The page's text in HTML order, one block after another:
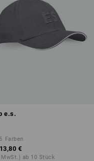
e.s.
5 Farben
13,80 €
ab 10 Stück